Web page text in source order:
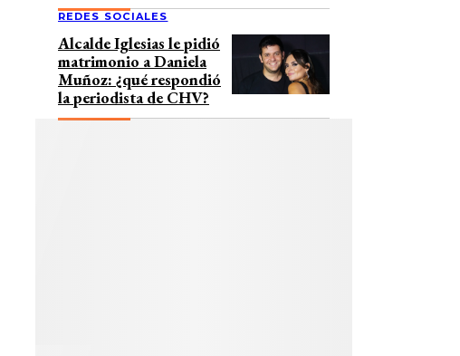
REDES SOCIALES
Alcalde Iglesias le pidió
matrimonio a Daniela
Muñoz: ¿qué respondió
la periodista de CHV?